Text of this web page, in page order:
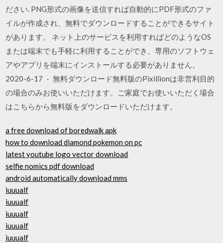
ださい. PNG形式の画像を送信すれば自動的にPDF形式のファ
イルが作成され、無料でダウンロードすることができるサイト
があります。 ネット上のサービスを利用すればどのようなOS
または端末でも手軽に利用することができ、専用のソフトウェ
アやアプリを端末にインストールする必要がありません。
2020-6-17 · 無料ダウンロード無料版のPixillionは非営利目的
の場合のみお使いいただけます。ご家庭でお使いいただく場合
はこちらから無料版をダウンロードいただけます。
a free download of boredwalk apk
how to download diamond pokemon on pc
latest youtube logo vector download
selfie nomics pdf download
android automatically download mms
iuuualf
iuuualf
iuuualf
iuuualf
iuuualf